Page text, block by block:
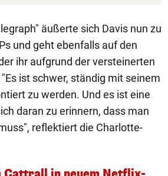
äußerte sich Davis nun zu
und geht ebenfalls auf den
ihr aufgrund der versteinerten
ist schwer, ständig mit seinem
zu werden. Und es ist eine
daran zu erinnern, dass man
reflektiert die Charlotte-